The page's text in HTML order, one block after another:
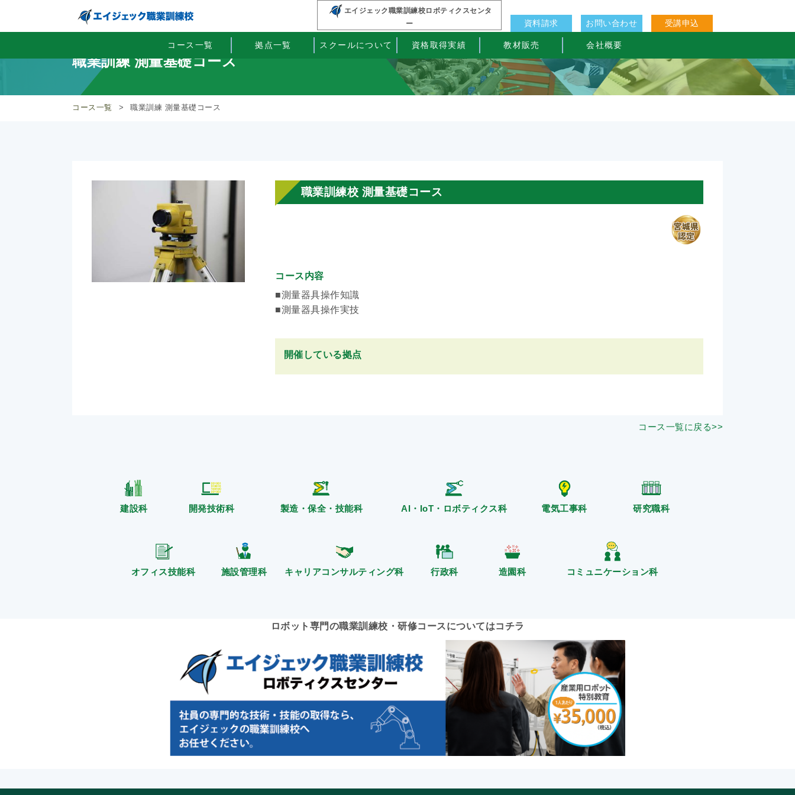
エイジェック職業訓練校ロボティクスセンタ
ー
資料請求 お問い合わせ 受講申込
コース一覧 拠点一覧 スクールについて 資格取得実績 教材販売 会社概要
職業訓練 測量基礎コース
コース一覧 > 職業訓練 測量基礎コース
職業訓練校 測量基礎コース
コース内容
■測量器具操作知識
■測量器具操作実技
開催している拠点
コース一覧に戻る>>
建設科 開発技術科 製造・保全・技能科 AI・IoT・ロボティクス科 電気工事科 研究職科
オフィス技能科 施設管理科 キャリアコンサルティング科 行政科 造園科 コミュニケーション科
ロボット専門の職業訓練校・ 研修コースについてはコチラ